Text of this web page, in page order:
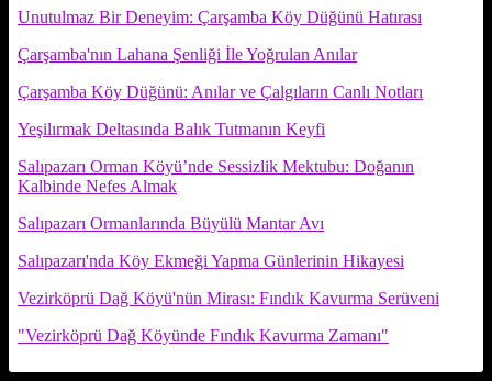
Unutulmaz Bir Deneyim: Çarşamba Köy Düğünü Hatırası
Çarşamba'nın Lahana Şenliği İle Yoğrulan Anılar
Çarşamba Köy Düğünü: Anılar ve Çalgıların Canlı Notları
Yeşilırmak Deltasında Balık Tutmanın Keyfi
Salıpazarı Orman Köyü’nde Sessizlik Mektubu: Doğanın
Kalbinde Nefes Almak
Salıpazarı Ormanlarında Büyülü Mantar Avı
Salıpazarı'nda Köy Ekmeği Yapma Günlerinin Hikayesi
Vezirköprü Dağ Köyü'nün Mirası: Fındık Kavurma Serüveni
"Vezirköprü Dağ Köyünde Fındık Kavurma Zamanı"